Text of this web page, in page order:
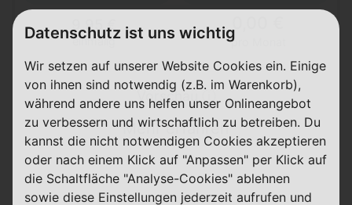
9,95 €
einmalig pro Monat
Vorschau ⓘ
Mehr erfahren
Datenschutz ist uns wichtig
Wir setzen auf unserer Website Cookies ein. Einige
von ihnen sind notwendig (z.B. im Warenkorb),
während andere uns helfen unser Onlineangebot
zu verbessern und wirtschaftlich zu betreiben. Du
kannst die nicht notwendigen Cookies akzeptieren
oder nach einem Klick auf "Anpassen" per Klick auf
die Schaltfläche "Analyse-Cookies" ablehnen
sowie diese Einstellungen jederzeit aufrufen und